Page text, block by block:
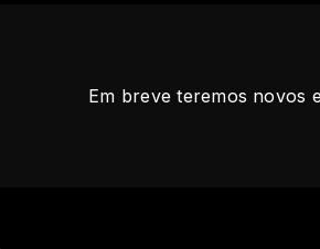
Em breve teremos novos